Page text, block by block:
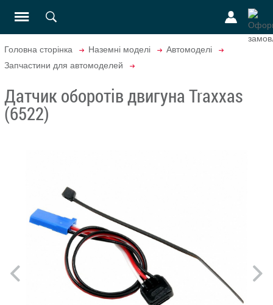
Головна сторінка Наземні моделі
Автомоделі
Запчастини для автомоделей
Датчик оборотів двигуна Traxxas
(6522)